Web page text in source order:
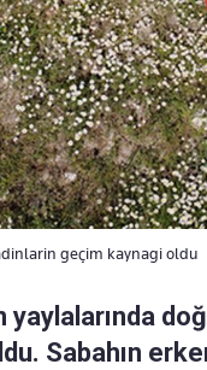
geçim kaynagi oldu
Sabahın